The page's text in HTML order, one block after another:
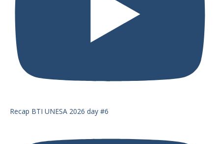
Recap BTI UNESA 2026 day #6